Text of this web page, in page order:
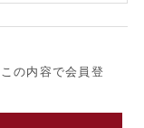
の内容で会員登